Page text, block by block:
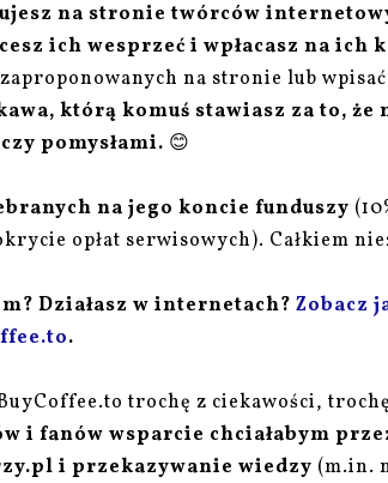
na stronie twórców
ich wesprzeć i wpłacasz na ich
na stronie lub
którą komuś stawiasz za to, że
pomysłami. 😊
na jego koncie funduszy
opłat serwisowych). Całkiem
Działasz w internetach? Zobacz
.
trochę z ciekawości,
i fanów wsparcie chciałabym
i przekazywanie wiedzy (m.in.